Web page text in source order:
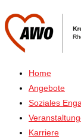
Home
Angebote
Soziales
Karriere